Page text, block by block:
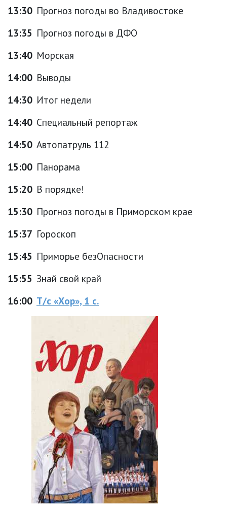
13:30 Прогноз погоды во Владивостоке
13:35 Прогноз погоды в ДФО
13:40 Морская
14:00 Выводы
14:30 Итог недели
14:40 Специальный репортаж
14:50 Автопатруль 112
15:00 Панорама
15:20 В порядке!
15:30 Прогноз погоды в Приморском крае
15:37 Гороскоп
15:45 Приморье безОпасности
15:55 Знай свой край
16:00 Т/с «Хор», 1 с.